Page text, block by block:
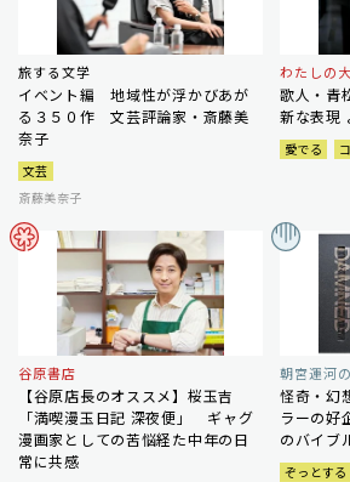
旅する文学
イベント編 地域性が浮かびあが
る３５０作 文芸評論家・斎藤美
奈子
文芸
斎藤美奈子
わたしの
歌人・青
新な表現
愛でる
谷原書店
【谷原店長のオススメ】桜玉吉
「満喫漫玉日記 深夜便」 ギャグ
漫画家としての苦悩経た中年の日
常に共感
朝宮運河
怪奇・幻
ラーの
のバイブ
ぞっとする